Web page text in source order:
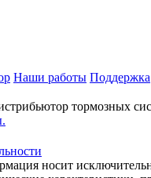
Наши работы Поддержка
тормозных
носит